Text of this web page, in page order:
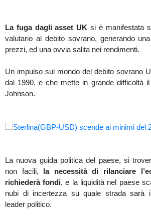
La fuga dagli asset UK si è manifestata
valutario al debito sovrano, generando
prezzi, ed una ovvia salita nei rendimenti.
Un impulso sul mondo del debito sovrano
dal 1990, e che mette in grande difficoltà
Johnson.
La nuova guida politica del paese, si
non facili, la necessità di rilanciare
richiederà fondi, e la liquidità nel paese
nubi di incertezza su quale strada sarà
leader politico.